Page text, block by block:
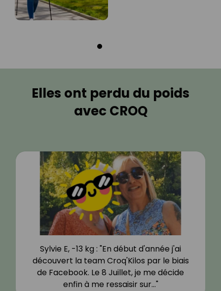
Elles ont perdu du poids
avec CROQ
Sylvie E, -13 kg : "En début d'année j'ai
découvert la team Croq'Kilos par le biais
de Facebook. Le 8 Juillet, je me décide
enfin à me ressaisir sur…"